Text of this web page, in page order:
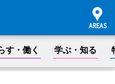
す・働く 学ぶ・知る